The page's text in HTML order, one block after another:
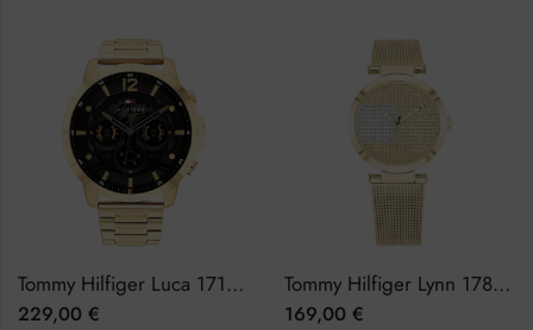
Tommy Hilfiger Luca 1710511 Herrenuhr
229,00 €
Tommy Hilfiger Lynn 1781867 Damenuhr
169,00 €